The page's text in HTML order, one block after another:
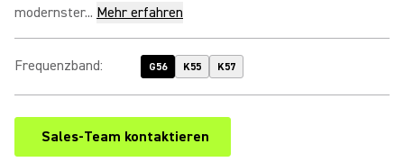
modernster... Mehr erfahren
Frequenzband: G56 K55 K57
Sales-Team kontaktieren